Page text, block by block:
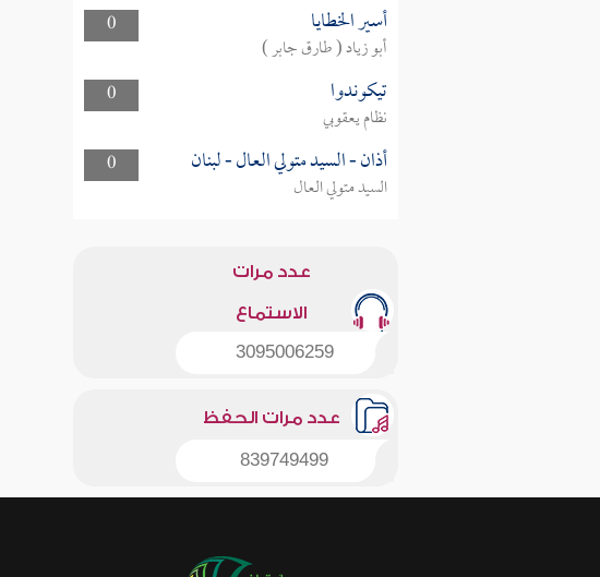
0
أسير الخطايا
أبو زياد ( طارق جابر )
0
تيكوندوا
نظام يعقوبي
0
أذان - السيد متولي العال - لبنان
السيد متولي العال
عدد مرات
الاستماع
3095006259
عدد مرات الحفظ
839749499